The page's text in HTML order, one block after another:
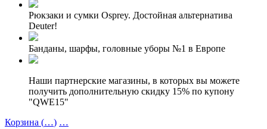
Рюкзаки и сумки Osprey. Достойная альтернатива
Deuter!
Банданы, шарфы, головные уборы №1 в Европе
Наши партнерские магазины, в которых вы можете
получить дополнительную скидку 15% по купону
"QWE15"
Корзина (…) …